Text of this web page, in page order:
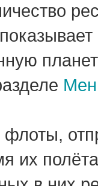
флоты,
их